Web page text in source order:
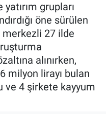
grupları
öne sürülen
27 ilde
alınırken,
milyon lirayı bulan
ve 4 şirkete kayyum